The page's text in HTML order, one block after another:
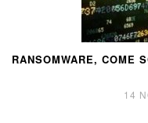
RANSOMWARE, COME
14